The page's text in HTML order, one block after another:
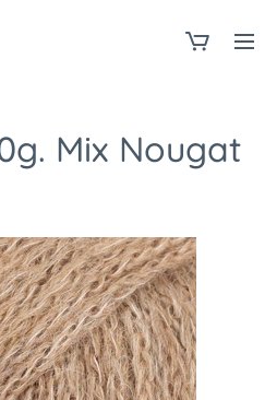
Mix Nougat